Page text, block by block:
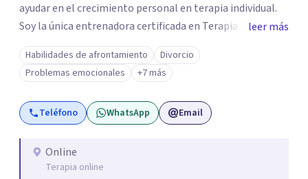
ayudar en el crecimiento personal en terapia individual.
Soy la única entrenadora certificada en Terapia
Focalizada en las Emociones (TFE) en España, además de
supervisora y terapeuta certificada. La TFE ha
demostrado una mejora significativa en las relaciones,
con un 70-75% de éxito y felicidad duradera. Este enfoque
también transforma la vida en terapia individual,
emocional. Desde que me gradué en Psicología en 2002,
siempre he estado en constante aprendizaje y
leer más
Habilidades de afrontamiento
Divorcio
Problemas emocionales
+7 más
Teléfono WhatsApp Email
Online
Terapia online